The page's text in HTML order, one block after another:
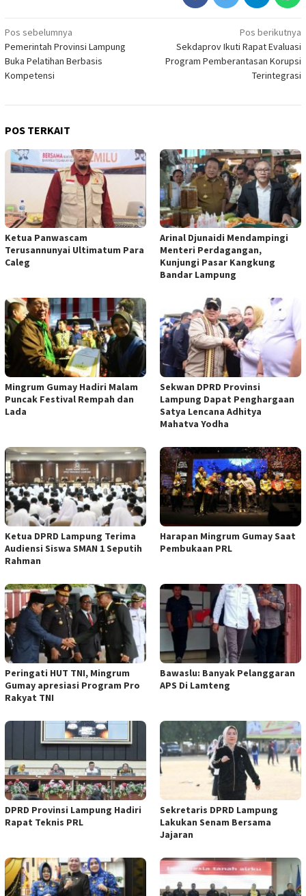
Navigasi
pos
Pos sebelumnya
Pemerintah Provinsi Lampung
Buka Pelatihan Berbasis
Kompetensi
Pos berikutnya
Sekdaprov Ikuti Rapat Evaluasi
Program Pemberantasan Korupsi
Terintegrasi
POS TERKAIT
Ketua Panwascam
Terusannunyai Ultimatum Para
Caleg
Arinal Djunaidi Mendampingi
Menteri Perdagangan,
Kunjungi Pasar Kangkung
Bandar Lampung
Mingrum Gumay Hadiri Malam
Puncak Festival Rempah dan
Lada
Sekwan DPRD Provinsi
Lampung Dapat Penghargaan
Satya Lencana Adhitya
Mahatva Yodha
Ketua DPRD Lampung Terima
Audiensi Siswa SMAN 1 Seputih
Rahman
Harapan Mingrum Gumay Saat
Pembukaan PRL
Peringati HUT TNI, Mingrum
Gumay apresiasi Program Pro
Rakyat TNI
Bawaslu: Banyak Pelanggaran
APS Di Lamteng
DPRD Provinsi Lampung Hadiri
Rapat Teknis PRL
Sekretaris DPRD Lampung
Lakukan Senam Bersama
Jajaran